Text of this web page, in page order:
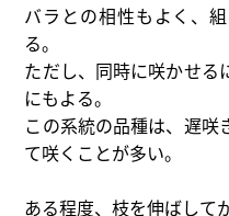
バラとの相性もよく、
る。
ただし、同時に咲かせる
にもよる。
この系統の品種は、遅咲
て咲くことが多い。
ある程度、枝を伸ばして